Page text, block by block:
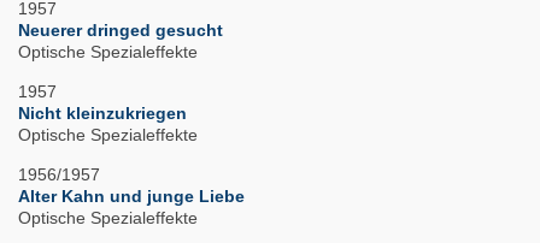
1957
Neuerer dringed gesucht
Optische Spezialeffekte
1957
Nicht kleinzukriegen
Optische Spezialeffekte
1956/1957
Alter Kahn und junge Liebe
Optische Spezialeffekte